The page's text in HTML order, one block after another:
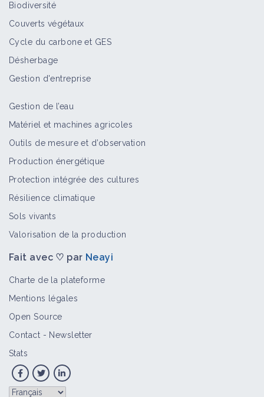
Avoir un atelier poules pondeuses
Fiche technique
Conseils de maraîchers sol vivant
Biodiversité
Couverts végétaux
Cycle du carbone et GES
Désherbage
Gestion d'entreprise
Gestion de l’eau
Matériel et machines agricoles
Outils de mesure et d’observation
Production énergétique
Protection intégrée des cultures
Résilience climatique
Sols vivants
Valorisation de la production
Fait avec ♡ par Neayi
Charte de la plateforme
Mentions légales
Open Source
Contact - Newsletter
Stats